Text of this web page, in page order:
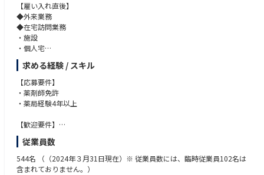
【雇い入れ直後】
◆外来業務
◆在宅訪問業務
・施設
・個人宅
・無菌調剤
◆往診同行
◆オンライン服薬指導業務
◆OTC販売
◆健康相談業務
※きらり薬局 全国各店舗（各店舗勤務となります。）
求める経験 / スキル
【応募要件】
・薬剤師免許
・薬局経験4年以上
【歓迎要件】
普通自動車免許（AT限定可）
従業員数
544名
（（2024年３月31日現在）※ 従業員数には、臨時従業員102名は
含まれておりません。）